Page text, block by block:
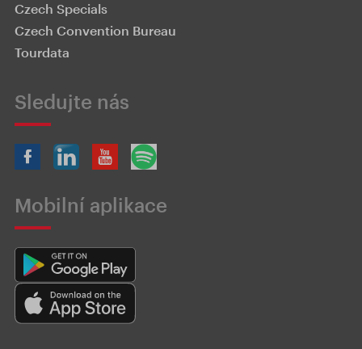
Czech Specials
Czech Convention Bureau
Tourdata
Sledujte nás
Mobilní aplikace